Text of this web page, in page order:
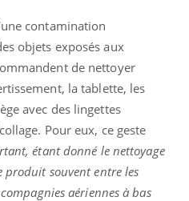
contamination
objets exposés aux
de nettoyer
la tablette, les
avec des lingettes
Pour eux, ce geste
étant donné le nettoyage
souvent entre les
aériennes à bas